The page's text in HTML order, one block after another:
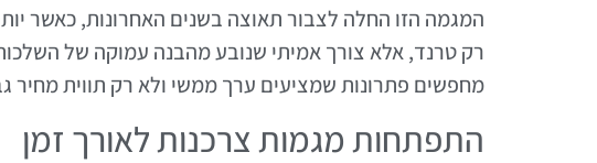
המגמה הזו החלה לצבור תאוצה בשנים האחרונות, כאשר
רק טרנד, אלא צורך אמיתי שנובע מהבנה עמוקה של
מחפשים פתרונות שמציעים ערך ממשי ולא רק תווית מחיר
התפתחות מגמות צרכנות לאורך זמן